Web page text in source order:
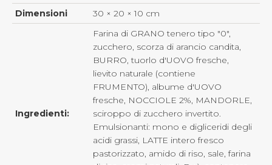
Dimensioni 30 × 20 × 10 cm
Ingredienti:
Farina di GRANO tenero tipo "0",
zucchero, scorza di arancio candita,
BURRO, tuorlo d'UOVO fresche,
lievito naturale (contiene
FRUMENTO), albume d'UOVO
fresche, NOCCIOLE 2%, MANDORLE,
sciroppo di zucchero invertito.
Emulsionanti: mono e digliceridi degli
acidi grassi, LATTE intero fresco
pastorizzato, amido di riso, sale, farina